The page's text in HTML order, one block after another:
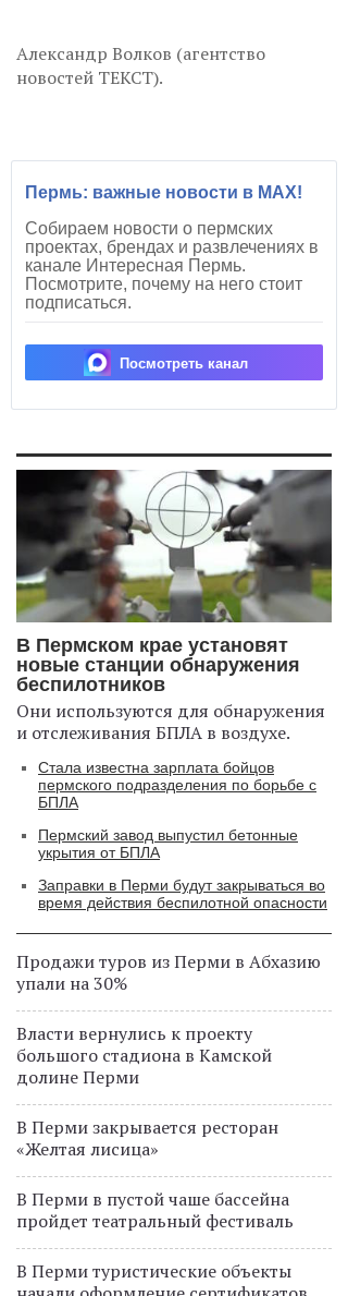
Александр Волков (агентство
новостей ТЕКСТ).
Пермь: важные новости в MAX!
Собираем новости о пермских
проектах, брендах и развлечениях в
канале Интересная Пермь.
Посмотрите, почему на него стоит
подписаться.
Посмотреть канал
В Пермском крае установят
новые станции обнаружения
беспилотников
Они используются для обнаружения
и отслеживания БПЛА в воздухе.
Стала известна зарплата бойцов
пермского подразделения по борьбе с
БПЛА
Пермский завод выпустил бетонные
укрытия от БПЛА
Заправки в Перми будут закрываться во
время действия беспилотной опасности
Продажи туров из Перми в Абхазию
упали на 30%
Власти вернулись к проекту
большого стадиона в Камской
долине Перми
В Перми закрывается ресторан
«Желтая лисица»
В Перми в пустой чаше бассейна
пройдет театральный фестиваль
В Перми туристические объекты